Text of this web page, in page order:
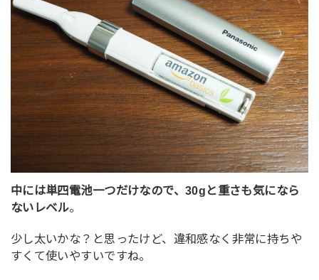
中には単四電池一つだけなので、30gと重さも気になら
ないレベル。
少し太いかな？と思ったけど、違和感なく非常に持ちや
すくて使いやすいですね。